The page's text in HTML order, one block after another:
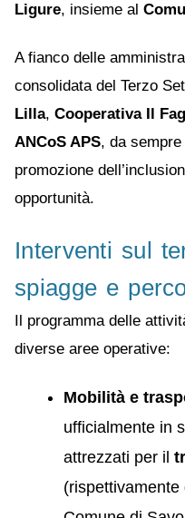
Ligure, insieme al
A fianco delle
consolidata del Terzo
Lilla, Cooperativa Il
ANCoS APS, da
promozione
opportunità.
Interventi sul
spiagge e
Il programma delle
diverse aree operative:
Mobilità e
ufficialmente in
attrezzati per il
(rispettivamente